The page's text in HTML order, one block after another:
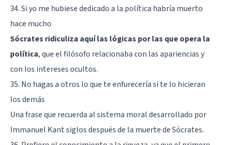
34. Si yo me hubiese dedicado a la política habría muerto
hace mucho
Sócrates ridiculiza aquí las lógicas por las que opera la
política, que el filósofo relacionaba con las apariencias y
con los intereses ocultos.
35. No hagas a otros lo que te enfurecería si te lo hicieran
los demás
Una frase que recuerda al sistema moral desarrollado por
Immanuel Kant siglos después de la muerte de Sócrates.